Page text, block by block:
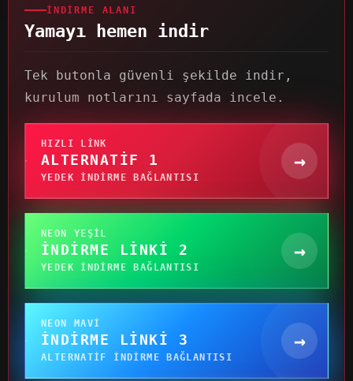
İNDIRME ALANI
Yamayı hemen indir
Tek butonla güvenli şekilde indir,
kurulum notlarını sayfada incele.
HIZLI LINK
ALTERNATIF 1
YEDEK INDIRME BAĞLANTISI
→
NEON YEŞIL
İNDIRME LINKI 2
YEDEK INDIRME BAĞLANTISI
→
NEON MAVI
İNDIRME LINKI 3
ALTERNATIF INDIRME BAĞLANTISI
→